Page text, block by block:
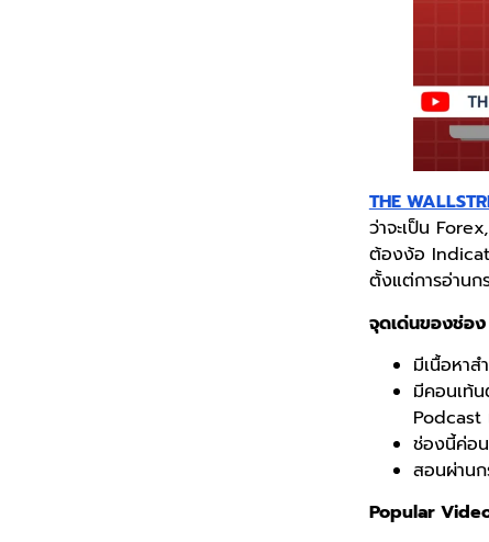
THE
ว่าจะเป็น
ต้องง้อ
ตั้งแต่การอ่านก
จุดเด่นของช่อง
มีเนื้อหาส
มีคอนเท้น
Podcast
ช่องนี้ค่อน
สอนผ่าน
Popular